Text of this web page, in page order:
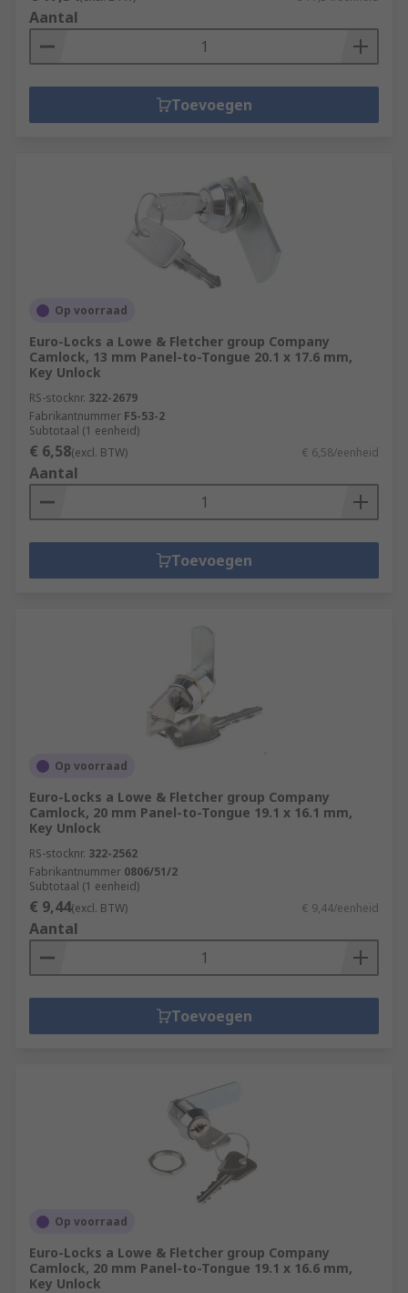
Aantal
Toevoegen
Op voorraad
Euro-Locks a Lowe & Fletcher group Company
Camlock, 13 mm Panel-to-Tongue 20.1 x 17.6 mm,
Key Unlock
RS-stocknr. 322-2679
Fabrikantnummer F5-53-2
Subtotaal (1 eenheid)
€ 6,58(excl. BTW) € 6,58/eenheid
Aantal
Toevoegen
Op voorraad
Euro-Locks a Lowe & Fletcher group Company
Camlock, 20 mm Panel-to-Tongue 19.1 x 16.1 mm,
Key Unlock
RS-stocknr. 322-2562
Fabrikantnummer 0806/51/2
Subtotaal (1 eenheid)
€ 9,44(excl. BTW) € 9,44/eenheid
Aantal
Toevoegen
Op voorraad
Euro-Locks a Lowe & Fletcher group Company
Camlock, 20 mm Panel-to-Tongue 19.1 x 16.6 mm,
Key Unlock